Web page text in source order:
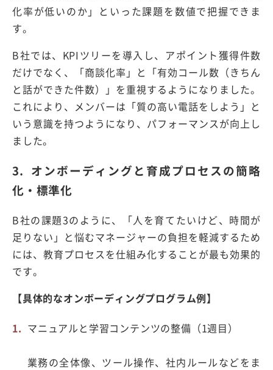
化率が低いのか」といった課題を数値で把握できま
す。
B社では、 KPI ツリーを導入し、アポイント獲得件数
だけでなく、「商談化率」と「有効コール数（きちん
と話ができた件数）」を重視するようになりました。
これにより、メンバーは「質の高い電話をしよう」と
いう意識を持つようになり、パフォーマンスが向上し
ました。
3. オンボーディングと育成プロセスの簡略
化・標準化
B社の課題3のように、「人を育てたいけど、時間が
足りない」と悩むマネージャーの負担を軽減するため
には、教育プロセスを仕組み化することが最も効果的
です。
【具体的なオンボーディングプログラム例】
マニュアルと学習コンテンツの整備（1週目）
業務の全体像、ツール操作、社内ルールなどをま